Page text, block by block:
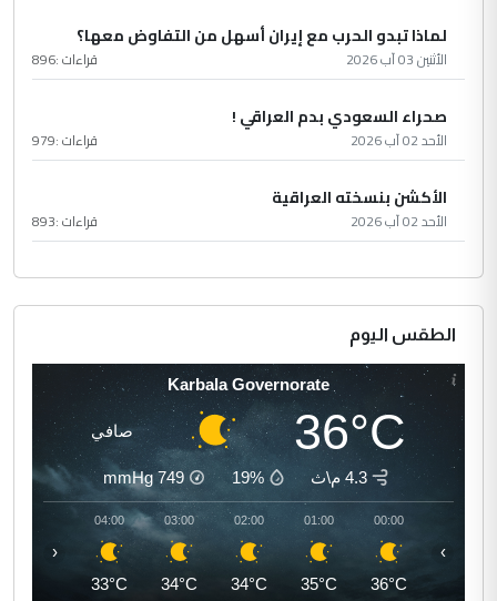
لماذا تبدو الحرب مع إيران أسهل من التفاوض معها؟
الأثنين 03 آب 2026 قراءات :896
صحراء السعودي بدم العراقي !
الأحد 02 آب 2026 قراءات :979
الأكشن بنسخته العراقية
الأحد 02 آب 2026 قراءات :893
الطقس اليوم
Karbala Governorate
36°C صافي
4.3 م\ث 19%
749
mmHg
00:00
36°C
01:00
35°C
02:00
34°C
03:00
34°C
04:00
33°C
‹ ›